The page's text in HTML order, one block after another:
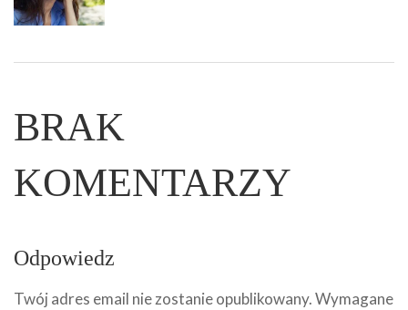
BRAK
KOMENTARZY
Odpowiedz
Twój adres email nie zostanie opublikowany.Wymagane